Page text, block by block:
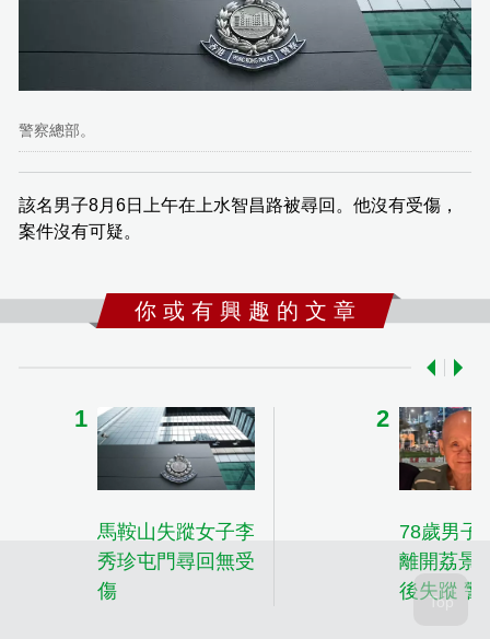
警察總部。
該名男子8月6日上午在上水智昌路被尋回。他沒有受傷，
案件沒有可疑。
你 或 有 興 趣 的 文 章
馬鞍山失蹤女子李
秀珍屯門尋回無受
傷
78歲男子
離開荔景
後失蹤 警